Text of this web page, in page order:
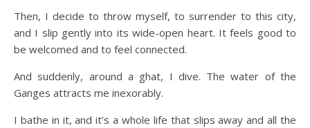
Then, I decide to throw myself, to surrender to this city,
and I slip gently into its wide-open heart. It feels good to
be welcomed and to feel connected.
And suddenly, around a ghat, I dive. The water of the
Ganges attracts me inexorably.
I bathe in it, and it’s a whole life that slips away and all the